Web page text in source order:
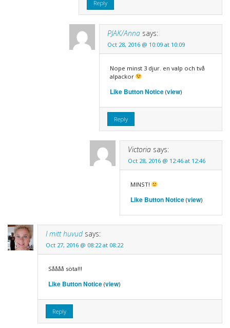
Reply
PJAK/Anna says:
Oct 28, 2016 @ 10:09 at 10:09
Nope minst 3 djur. en valp och två
alpackor
Like Button Notice(view)
Reply
Victoria says:
Oct 28, 2016 @ 12:46 at 12:46
MINST!
Like Button Notice(view)
I mitt huvud says:
Oct 27, 2016 @ 08:22 at 08:22
Såååå söta!!!
Like Button Notice(view)
Reply